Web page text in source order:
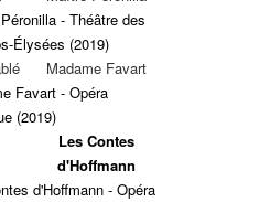
- Théâtre des
Élysées (2019)
Madame Favart
Favart - Opéra
(2019)
Les Contes
d'Hoffmann
d'Hoffmann - Opéra